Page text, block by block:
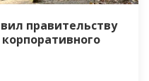
правительству